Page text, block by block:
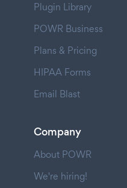
Plugin Library
POWR Business
Plans & Pricing
HIPAA Forms
Email Blast
Company
About POWR
We're hiring!